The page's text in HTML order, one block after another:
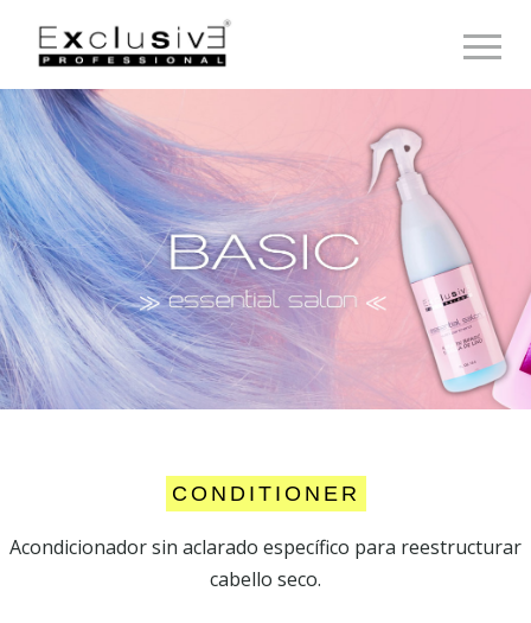
CONDITIONER
Acondicionador sin aclarado específico para reestructurar
cabello seco.